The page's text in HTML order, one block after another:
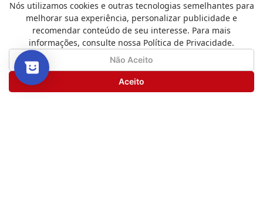
FAÇA LOGIN PARA ESCREVER UMA AVALIAÇÃO.
Mais recentes Todos
Carregando avaliações…
Nós utilizamos cookies e outras tecnologias semelhantes para
melhorar sua experiência, personalizar publicidade e
recomendar conteúdo de seu interesse. Para mais
informações, consulte nossa Política de Privacidade.
Não Aceito
Aceito
Como está sendo sua experiência?
Selecione
uma
opção
a
5
Não Satisfeito
Seguinte